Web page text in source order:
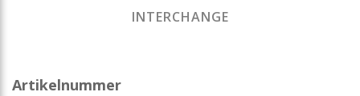
INTERCHANGE
Artikelnummer